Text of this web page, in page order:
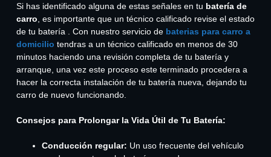
Si has identificado alguna de estas señales en tu batería de
carro, es importante que un técnico calificado revise el estado
de tu batería . Con nuestro servicio de baterias para carro a
domicilio tendras a un técnico calificado en menos de 30
minutos haciendo una revisión completa de tu batería y
arranque, una vez este proceso este terminado procedera a
hacer la correcta instalación de tu batería nueva, dejando tu
carro de nuevo funcionando.
Consejos para Prolongar la Vida Útil de Tu Batería:
Conducción regular: Un uso frecuente del vehículo